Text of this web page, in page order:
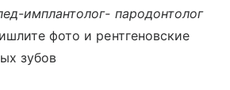
имплантолог- пародонтолог
фото и рентгеновские
зубов